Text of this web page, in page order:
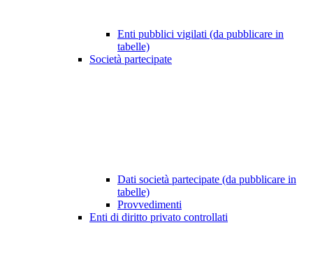
Enti pubblici vigilati (da pubblicare in
tabelle)
Società partecipate
Dati società partecipate (da pubblicare in
tabelle)
Provvedimenti
Enti di diritto privato controllati